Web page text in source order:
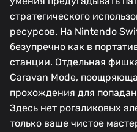
стратегического
ресурсов. На Nintendo
безупречно как в
станции. Отдельная
Caravan Mode,
прохождения для
Здесь нет рогаликовых
только ваше чистое